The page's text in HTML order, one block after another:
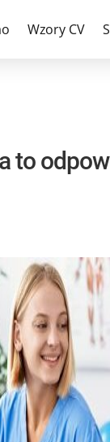
Wzory CV
to